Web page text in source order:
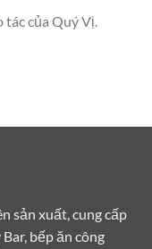
của Quý Vị.
sản xuất, cung cấp
bếp ăn công